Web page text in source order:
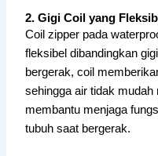
2. Gigi Coil yang
Coil zipper pada
fleksibel dibandingkan
bergerak, coil
sehingga air tidak
membantu menjaga
tubuh saat bergerak.